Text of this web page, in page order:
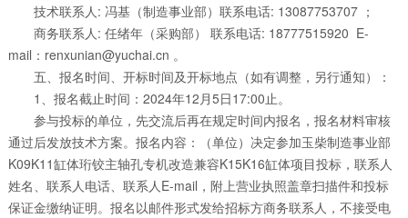
技术联系人: 冯基（制造事业部）联系电话: 13087753707 ；
商务联系人: 任绪年（采购部） 联系电话: 18777515920 E-
mail：renxunian@yuchai.cn 。
五、报名时间、开标时间及开标地点（如有调整，另行通知）：
1、报名截止时间：2024年12月5日17:00止。
参与投标的单位，先交流后再在规定时间内报名，报名材料审核
通过后发放技术方案。报名内容：（单位）决定参加玉柴制造事业部
K09K11缸体珩铰主轴孔专机改造兼容K15K16缸体项目投标，联系人
姓名、联系人电话、联系人E-mail，附上营业执照盖章扫描件和投标
保证金缴纳证明。报名以邮件形式发给招标方商务联系人，不接受电